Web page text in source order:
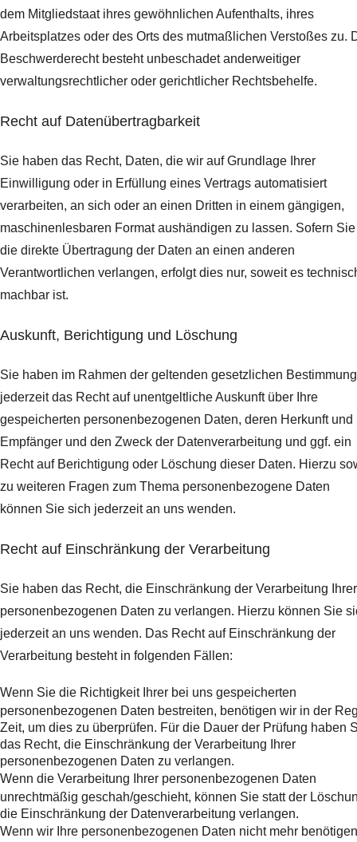
dem Mitgliedstaat ihres gewöhnlichen Aufenthalts, ihres
Arbeitsplatzes oder des Orts des mutmaßlichen Verstoßes zu.
Beschwerderecht besteht unbeschadet anderweitiger
verwaltungsrechtlicher oder gerichtlicher Rechtsbehelfe.
Recht auf Daten­übertrag­barkeit
Sie haben das Recht, Daten, die wir auf Grundlage Ihrer
Einwilligung oder in Erfüllung eines Vertrags automatisiert
verarbeiten, an sich oder an einen Dritten in einem gängigen,
maschinenlesbaren Format aushändigen zu lassen. Sofern Sie
die direkte Übertragung der Daten an einen anderen
Verantwortlichen verlangen, erfolgt dies nur, soweit es
machbar ist.
Auskunft, Berichtigung und Löschung
Sie haben im Rahmen der geltenden gesetzlichen
jederzeit das Recht auf unentgeltliche Auskunft über Ihre
gespeicherten personenbezogenen Daten, deren Herkunft und
Empfänger und den Zweck der Datenverarbeitung und ggf. ein
Recht auf Berichtigung oder Löschung dieser Daten. Hierzu
zu weiteren Fragen zum Thema personenbezogene Daten
können Sie sich jederzeit an uns wenden.
Recht auf Einschränkung der Verarbeitung
Sie haben das Recht, die Einschränkung der Verarbeitung Ihrer
personenbezogenen Daten zu verlangen. Hierzu können Sie
jederzeit an uns wenden. Das Recht auf Einschränkung der
Verarbeitung besteht in folgenden Fällen:
Wenn Sie die Richtigkeit Ihrer bei uns gespeicherten
personenbezogenen Daten bestreiten, benötigen wir in der
Zeit, um dies zu überprüfen. Für die Dauer der Prüfung haben
das Recht, die Einschränkung der Verarbeitung Ihrer
personenbezogenen Daten zu verlangen.
Wenn die Verarbeitung Ihrer personenbezogenen Daten
unrechtmäßig geschah/geschieht, können Sie statt der
die Einschränkung der Datenverarbeitung verlangen.
Wenn wir Ihre personenbezogenen Daten nicht mehr